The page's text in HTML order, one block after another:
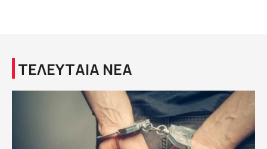
ΤΕΛΕΥΤΑΙΑ ΝΕΑ